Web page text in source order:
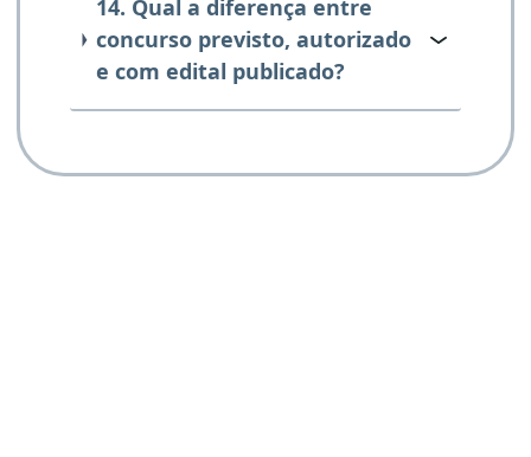
14. Qual a diferença entre
concurso previsto, autorizado
e com edital publicado?